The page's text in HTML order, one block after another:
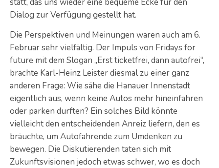
Dialog zur Verfügung gestellt hat.
Die Perspektiven und Meinungen waren auch am 6.
Februar sehr vielfältig. Der Impuls von Fridays for
future mit dem Slogan „Erst ticketfrei, dann autofrei“,
brachte Karl-Heinz Leister diesmal zu einer ganz
anderen Frage: Wie sähe die Hanauer Innenstadt
eigentlich aus, wenn keine Autos mehr hineinfahren
oder parken durften? Ein solches Bild könnte
vielleicht den entscheidenden Anreiz liefern, den es
bräuchte, um Autofahrende zum Umdenken zu
bewegen. Die Diskutierenden taten sich mit
Zukunftsvisionen jedoch etwas schwer, wo es doch